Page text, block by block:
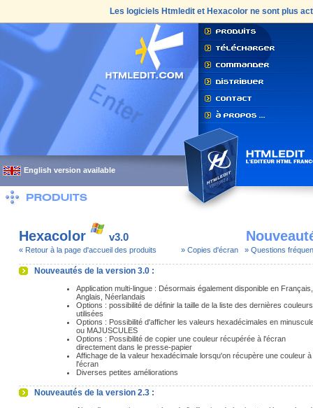
Les logiciels Htmleditet Hexacolorne sont plus
English version available
Hexacolor v3.0
« Retour à la page d'accueil des produits » Copies d'écran » Questions
Nouveautés de la version 3.0 :
Application multi-lingue : Désormais également disponible en Français,
Anglais, Néerlandais
Options : possibilité de définir la taille de la liste des dernières couleurs
utilisées
Options : Possibilité d'afficher les valeurs hexadécimales en
ou MAJUSCULES
Options : Possibilité de copier une couleur récupérée à l'écran
directement dans le presse-papier
Affichage de la valeur hexadécimale lorsqu'on récupère une couleur à
l'écran
Diverses petites améliorations
Nouveautés de la version 2.3 :